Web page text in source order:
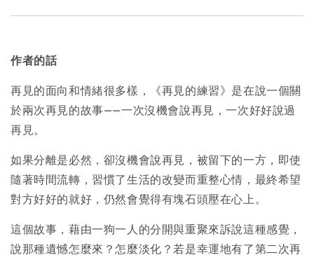
作者的話
再見的面向和情緒很多樣，《再見的練習》是在說一個關
於兩次再見的故事——一次沒機會說再見，一次好好說過
再見。
如果分離是必然，卻沒機會說再見，被留下的一方，即使
隨著時間流轉，習慣了生活的改變而重整心情，最終希望
對方好好的就好，仍然會覺得有塊石頭壓在心上。
這個故事，藉由一狗一人的分開與重聚來訴說這種感覺，
說那種遺憾怎麼來？怎麼淡化？若是幸運地有了第二次再